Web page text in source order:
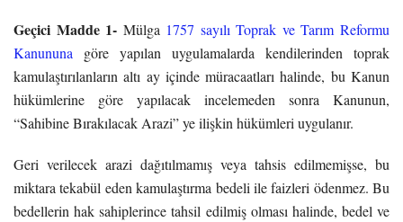
Geçici Madde 1- Mülga 1757 sayılı Toprak ve Tarım Reformu
Kanununa göre yapılan uygulamalarda kendilerinden toprak
kamulaştırılanların altı ay içinde müracaatları halinde, bu Kanun
hükümlerine göre yapılacak incelemeden sonra Kanunun,
“Sahibine Bırakılacak Arazi” ye ilişkin hükümleri uygulanır.
Geri verilecek arazi dağıtılmamış veya tahsis edilmemişse, bu
miktara tekabül eden kamulaştırma bedeli ile faizleri ödenmez. Bu
bedellerin hak sahiplerince tahsil edilmiş olması halinde, bedel ve